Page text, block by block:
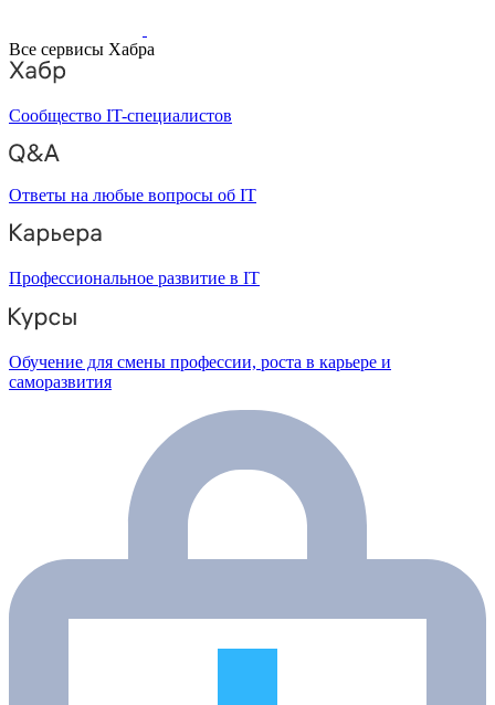
Все сервисы Хабра
Сообщество IT-специалистов
Ответы на любые вопросы об IT
Профессиональное развитие в IT
Обучение для смены профессии, роста в карьере и
саморазвития